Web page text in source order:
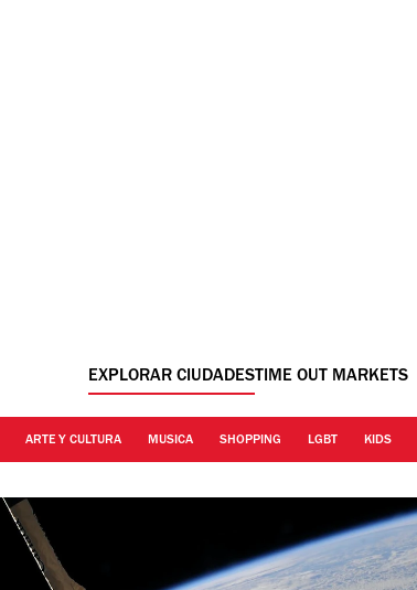
EXPLORAR CIUDADESTIME OUT MARKETS
ARTE Y CULTURA MUSICA SHOPPING LGBT KIDS